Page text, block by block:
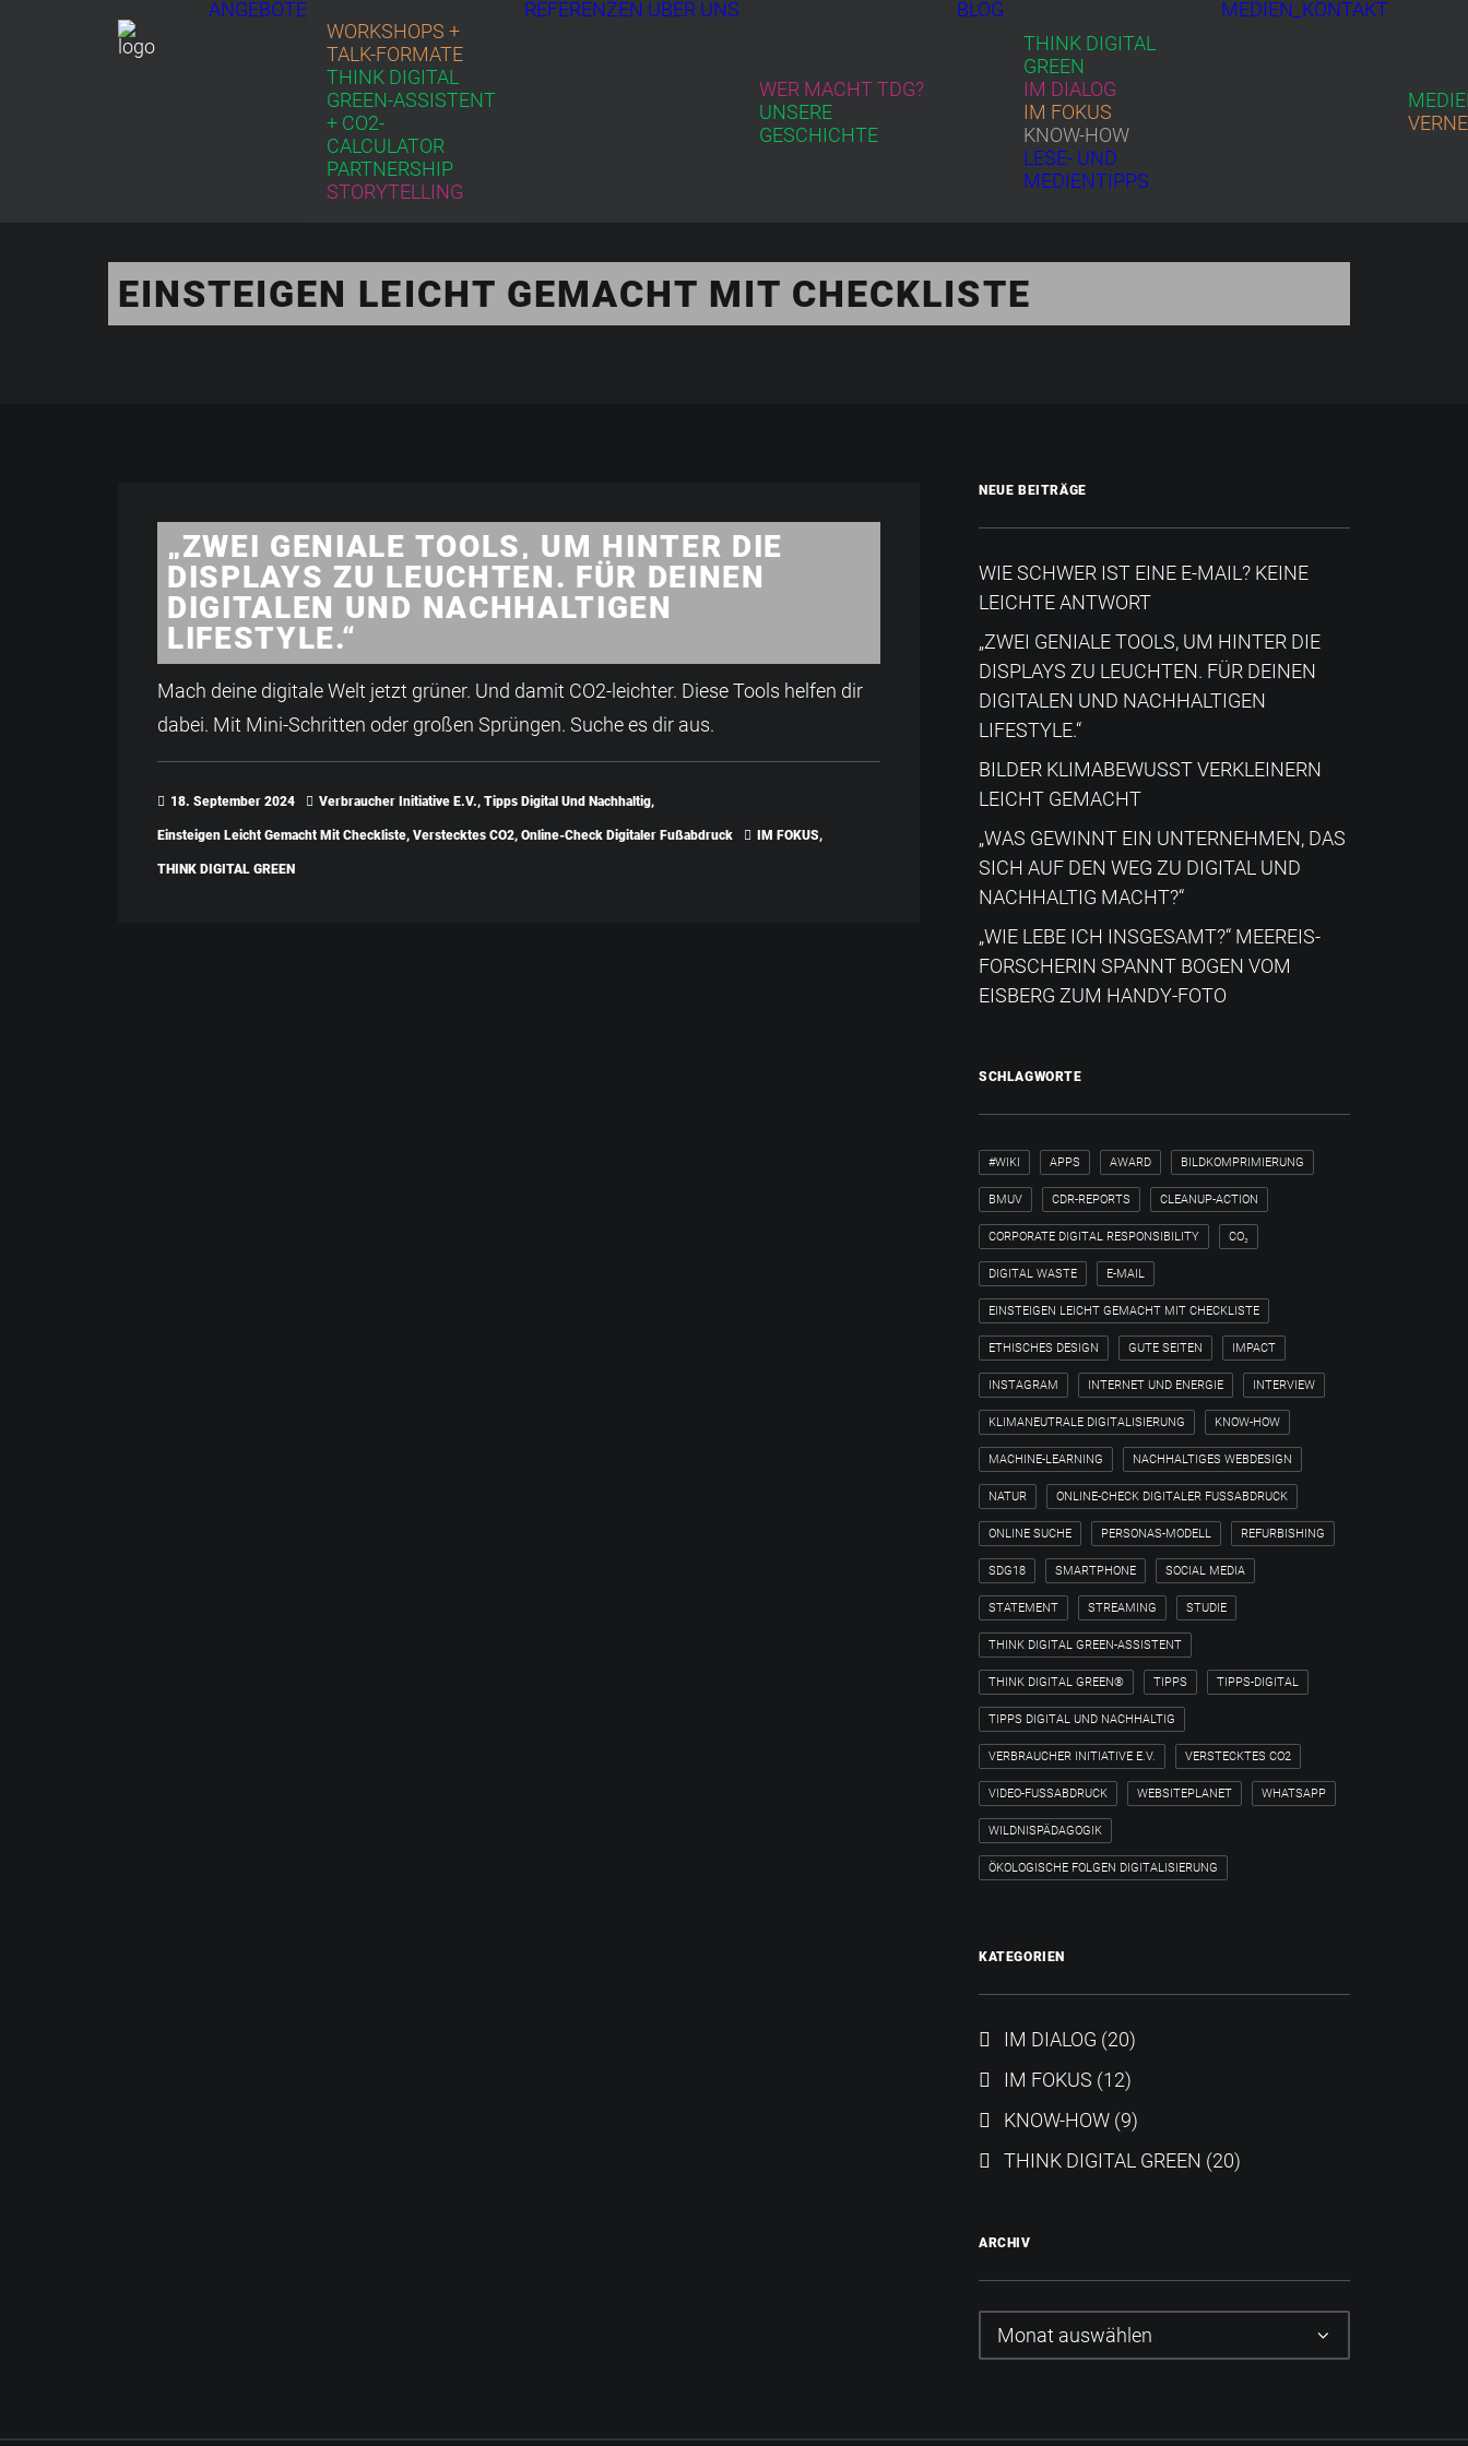
ANGEBOTE
WORKSHOPS +
TALK-FORMATE
THINK DIGITAL
GREEN-ASSISTENT
+ CO2-
CALCULATOR
PARTNERSHIP
STORYTELLING
REFERENZEN ÜBER UNS
WER MACHT TDG?
UNSERE
GESCHICHTE
BLOG
THINK DIGITAL
GREEN
IM DIALOG
IM FOKUS
KNOW-HOW
LESE- UND
MEDIENTIPPS
MEDIEN_KONTAKT
EINSTEIGEN LEICHT GEMACHT MIT CHECKLISTE
„ZWEI GENIALE TOOLS, UM HINTER DIE
DISPLAYS ZU LEUCHTEN. FÜR DEINEN
DIGITALEN UND NACHHALTIGEN
LIFESTYLE.“
Mach deine digitale Welt jetzt grüner. Und damit CO2-leichter. Diese Tools helfen dir
dabei. Mit Mini-Schritten oder großen Sprüngen. Suche es dir aus.
18. September 2024 Verbraucher Initiative E.V., Tipps Digital Und Nachhaltig,
Einsteigen Leicht Gemacht Mit Checkliste, Verstecktes CO2, Online-Check Digitaler Fußabdruck IM FOKUS,
THINK DIGITAL GREEN
NEUE BEITRÄGE
WIE SCHWER IST EINE E-MAIL? KEINE
LEICHTE ANTWORT
„ZWEI GENIALE TOOLS, UM HINTER DIE
DISPLAYS ZU LEUCHTEN. FÜR DEINEN
DIGITALEN UND NACHHALTIGEN
LIFESTYLE.“
BILDER KLIMABEWUSST VERKLEINERN
LEICHT GEMACHT
„WAS GEWINNT EIN UNTERNEHMEN, DAS
SICH AUF DEN WEG ZU DIGITAL UND
NACHHALTIG MACHT?“
„WIE LEBE ICH INSGESAMT?“​ MEEREIS-
FORSCHERIN SPANNT BOGEN VOM
EISBERG ZUM HANDY-FOTO
SCHLAGWORTE
#WIKI APPS AWARD BILDKOMPRIMIERUNG
BMUV CDR-REPORTS CLEANUP-ACTION
CORPORATE DIGITAL RESPONSIBILITY CO₂
DIGITAL WASTE E-MAIL
EINSTEIGEN LEICHT GEMACHT MIT CHECKLISTE
ETHISCHES DESIGN GUTE SEITEN IMPACT
INSTAGRAM INTERNET UND ENERGIE INTERVIEW
KLIMANEUTRALE DIGITALISIERUNG KNOW-HOW
MACHINE-LEARNING NACHHALTIGES WEBDESIGN
NATUR ONLINE-CHECK DIGITALER FUSSABDRUCK
ONLINE SUCHE PERSONAS-MODELL REFURBISHING
SDG18 SMARTPHONE SOCIAL MEDIA
STATEMENT STREAMING STUDIE
THINK DIGITAL GREEN-ASSISTENT
THINK DIGITAL GREEN® TIPPS TIPPS-DIGITAL
TIPPS DIGITAL UND NACHHALTIG
VERBRAUCHER INITIATIVE E.V. VERSTECKTES CO2
VIDEO-FUSSABDRUCK WEBSITEPLANET WHATSAPP
WILDNISPÄDAGOGIK
ÖKOLOGISCHE FOLGEN DIGITALISIERUNG
KATEGORIEN
IM DIALOG (20)
IM FOKUS (12)
KNOW-HOW (9)
THINK DIGITAL GREEN (20)
ARCHIV
Archiv